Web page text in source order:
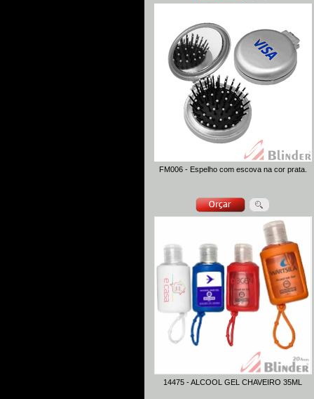
FM006 - Espelho com escova na cor prata.
14475 - ALCOOL GEL CHAVEIRO 35ML